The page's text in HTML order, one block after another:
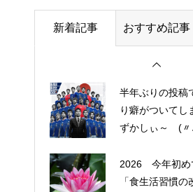
新着記事 おすすめ記事
土用の丑の日
半年ぶりの投稿
り癖がついてし
ずかしぃ～ (〃
2026 今年初め
「食生活習慣